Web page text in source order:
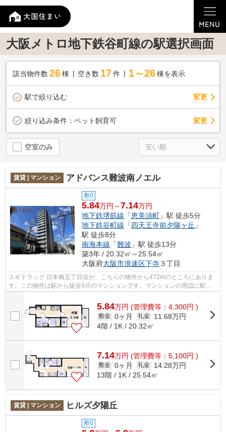
大阪メトロ地下鉄谷町線の駅選択画面
該当物件数 26棟 空き数 17 件 1～26 棟を表示
駅で絞り込む 変更
絞り込み条件： ペット飼育可 変更
空室のみ
賃貸 | マンション アドバンス難波南ノエル
敷0
5.84万円～7.14万円
地下鉄堺筋線 「恵美須町 」駅 徒歩5分
地下鉄谷町線 「四天王寺前夕陽ヶ丘 」
駅 徒歩8分
南海本線 「難波 」駅 徒歩13分
築3年 / 20.32㎡～25.54㎡
大阪府大阪市浪速区下寺３丁目
スギドラッグ 日本橋五丁目店が、こちらの物件から472mのところにありま
す。この物件は駅から徒歩5分のマンションです。マンションの周辺に駅が2
5.84万円 (管理費等：4,300円 )
敷金 0ヶ月 礼金
11.68万円
4階 / 1K / 20.32㎡
7.14万円 (管理費等：5,100円 )
敷金 0ヶ月 礼金
14.28万円
13階 / 1K / 25.54㎡
賃貸 | マンション ヒルズ夕陽丘
敷0